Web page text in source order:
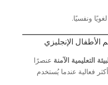
ونفسيًا.
الأطفال الإنجليزي
التعليمية الآمنة عنصرًا
فعالية عندما يُستخدم